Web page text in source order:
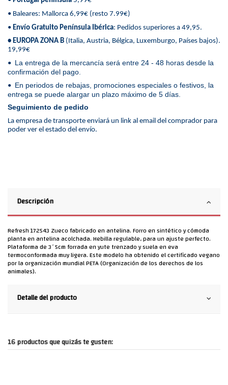
• Baleares: Mallorca 6,99€ (resto 7.99€)
• Envío Gratuito Península Ibérica: Pedidos superiores a 49,95.
• EUROPA ZONA B (Italia, Austria, Bélgica, Luxemburgo, Países bajos).
19,99€
• La entrega de la mercancía será entre 24 - 48 horas desde la
confirmación del pago.
• En periodos de rebajas, promociones especiales o festivos, la
entrega se puede alargar un plazo máximo de 5 días.
Seguimiento de pedido
La empresa de transporte enviará un link al email del comprador para
poder ver el estado del envío.
Descripción
Refresh 172543 Zueco fabricado en antelina. Forro en sintético y cómoda
planta en antelina acolchada. Hebilla regulable, para un ajuste perfecto.
Plataforma de 3´5cm forrada en yute trenzado y suela en eva
termoconformada muy ligera. Este modelo ha obtenido el certificado vegano
por la organización mundial PETA (Organización de los derechos de los
animales).
Detalle del producto
16 productos que quizás te gusten: